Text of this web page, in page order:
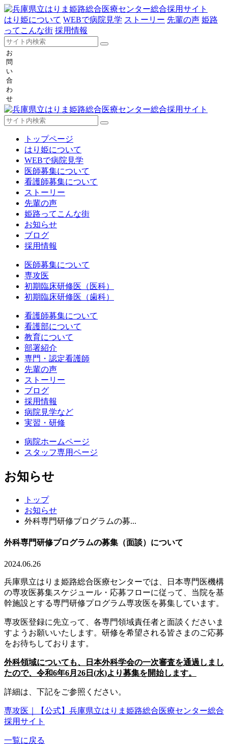
はり姫について WEBで病院見学 ストーリー 先輩の声 姫路
ってこんな街 採用情報
お
問
い
合
わ
せ
トップページ
はり姫について
WEBで病院見学
医師募集について
看護師募集について
ストーリー
先輩の声
姫路ってこんな街
お知らせ
ブログ
採用情報
医師募集について
専攻医
初期臨床研修医（医科）
初期臨床研修医（歯科）
看護師募集について
看護部について
教育について
部署紹介
専門・認定看護師
先輩の声
ストーリー
ブログ
採用情報
病院見学など
実習・研修
病院ホームページ
スタッフ専用ページ
お知らせ
トップ
お知らせ
外科専門研修プログラムの募...
外科専門研修プログラムの募集（面談）について
2024.06.26
兵庫県立はりま姫路総合医療センターでは、日本専門医機構
の専攻医募集スケジュール・応募フローに従って、当院を基
幹施設とする専門研修プログラム専攻医を募集しています。
専攻医登録に先立って、各専門領域責任者と面談くださいま
すようお願いいたします。研修を希望される皆さまのご応募
をお待ちしております。
外科領域についても、日本外科学会の一次審査を通過しまし
たので、令和6年6月 26 日 (水)より募集を開始します。
詳細は、下記をご参照ください。
専攻医｜【公式】兵庫県立はりま姫路総合医療センター総合
採用サイト
一覧に戻る